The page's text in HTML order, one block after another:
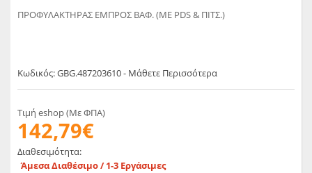
ΠΡΟΦΥΛΑΚΤΗΡΑΣ ΕΜΠΡΟΣ ΒΑΦ. (ΜE PDS & ΠΙΤΣ.)
Κωδικός: GBG.487203610 - Μάθετε Περισσότερα
Τιμή eshop (Με ΦΠΑ)
142,79€
Διαθεσιμότητα:
Άμεσα Διαθέσιμο / 1-3 Εργάσιμες